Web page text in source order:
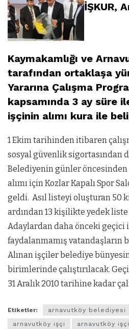
İŞKUR,
Kaymakamlığı ve
tarafından ortaklaşa
Yararına Çalışma
kapsamında 3 ay süre
işçinin alımı kura ile
1 Ekim tarihinden itibaren
sosyal güvenlik sigortasından
Belediyenin günler öncesinden
alımı için Kozlar Kapalı Spor
geldi. Asıl listeyi oluşturan 50
ardından 13 kişilikte yedek
Adaylardan daha önceki geçici
faydalanmamış vatandaşların
Alınan işçiler belediye
birimlerinde çalıştırılacak.
31 Aralık 2010 tarihine kadar
Etiketler: arnavutköy belediyesi
arnavutköy işçi
arnavutköy işçi